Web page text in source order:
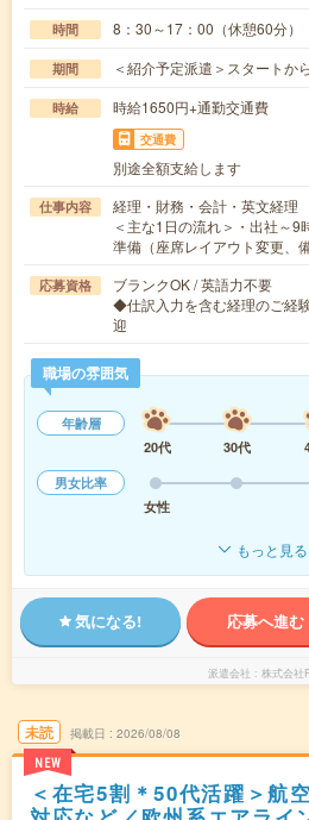
時間 8：30～17：00（休憩60分）
期間 ＜紹介予定派遣＞スタートか
時給 時給1650円+通勤交通費
交通費
別途全額支給します
仕事内容
経理・財務・会計・英文経理
＜主な1日の流れ＞・出社～
準備（座席レイアウト変更
応募資格
ブランクOK / 英語力不要
◆仕訳入力を含む経理のご経
迎
職場の雰囲気
年齢層
20代
30代
男女比率
女性
もっと見る
気になる! 応募へ進む
派遣会社 株式会社
未読
NEW
掲載日 2026/08/08
＜在宅5割＊50代活躍＞航